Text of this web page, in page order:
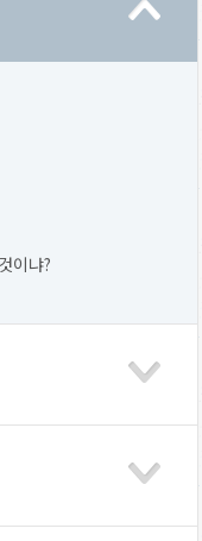
이냐?